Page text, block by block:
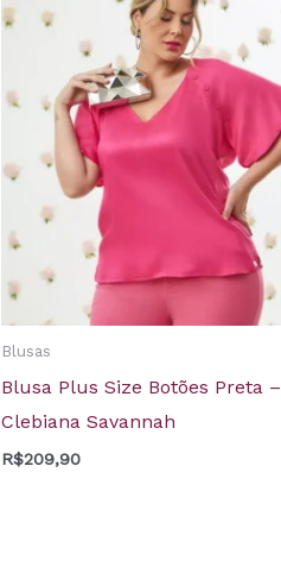
Blusas
Blusa Plus Size Botões Preta –
Clebiana Savannah
R$209,90